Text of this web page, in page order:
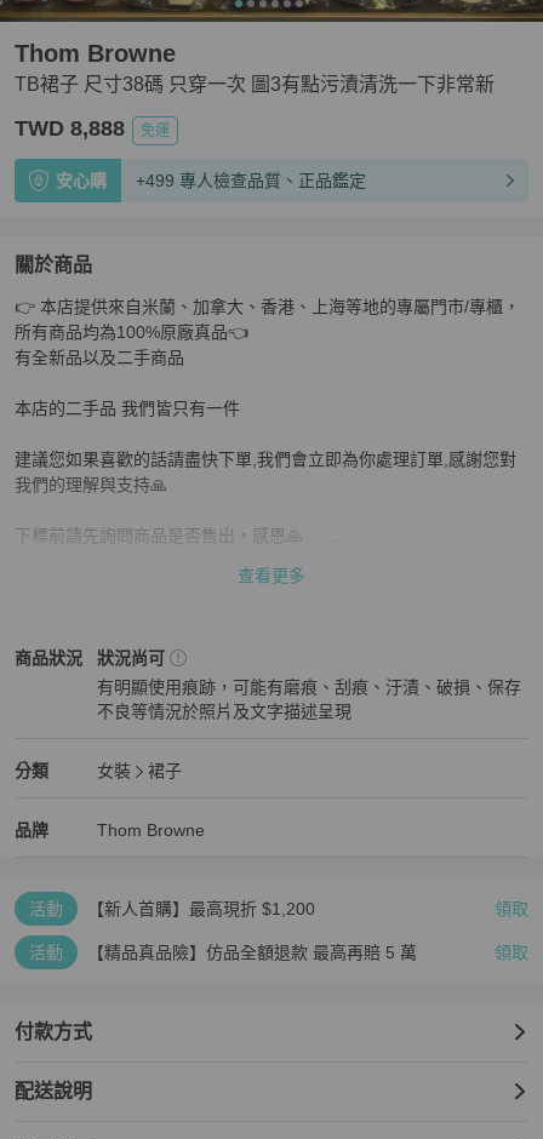
TB裙子 尺寸38碼 只穿一次 圖3有點污漬清洗一下非常新
Thom Browne
TWD 8,888 免運
安心購 +499 專人檢查品質、正品鑑定
關於商品
關於TB裙子 尺寸38碼 只穿一次 圖3有點污漬清洗一下非常新
👉 本店提供來自米蘭、加拿大、香港、上海等地的專屬門市/專櫃，
所有商品均為100%原廠真品👈
有全新品以及二手商品
本店的二手品 我們皆只有一件
建議您如果喜歡的話請盡快下單,我們會立即為你處理訂單,感謝您對
我們的理解與支持🙏
下標前請先詢問商品是否售出，感恩🙏
下單前請先確認好尺寸唷
查看更多
商品狀況
Thom Browne女裝商品狀態與細節
狀況尚可
有明顯使用痕跡，可能有磨痕、刮痕、汙漬、破損、保存
不良等情況於照片及文字描述呈現
分類
Thom Browne女裝分類資訊
女裝
裙子
品牌
Thom Browne精品女裝品牌介紹
Thom Browne
Thom Browne推薦清單
活動 【新人首購】最高現折 $1,200 領取
活動 【精品真品險】仿品全額退款 最高再賠 5 萬 領取
付款方式
配送說明